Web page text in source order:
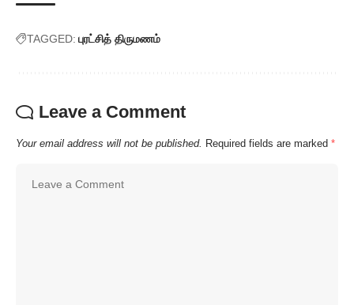
TAGGED: புரட்சித் திருமணம்
Leave a Comment
Your email address will not be published. Required fields are marked *